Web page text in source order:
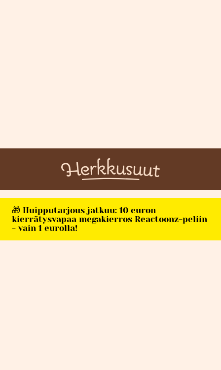
🎁 Huipputarjous jatkuu: 10 euron
kierrätysvapaa megakierros Reactoonz-peliin
- vain 1 eurolla!